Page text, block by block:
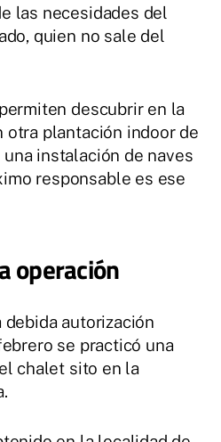
las necesidades del
quien no sale del
descubrir en la
otra plantación indoor de
instalación de naves
responsable es ese
operación
autorización
se practicó una
chalet sito en la